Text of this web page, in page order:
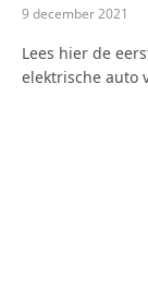
9 december 2021
Lees hier de
elektrische auto